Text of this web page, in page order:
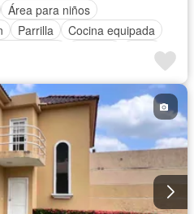
Área para niños
Parrilla
Cocina equipada
guardianía